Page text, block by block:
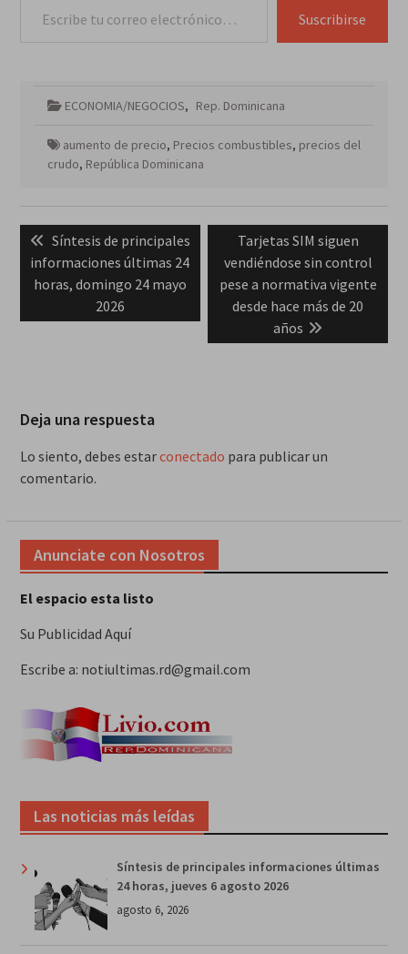
Suscribirse
ECONOMIA/NEGOCIOS, Rep. Dominicana
aumento de precio, Precios combustibles, precios del
crudo, República Dominicana
de
entradas
Previous
post:
Síntesis de principales
informaciones últimas 24
horas, domingo 24 mayo
2026
Next
post:
Tarjetas SIM siguen
vendiéndose sin control
pese a normativa vigente
desde hace más de 20
años
Deja una respuesta
Lo siento, debes estarconectado para publicar un
comentario.
Anunciate con Nosotros
El espacio esta listo
Su Publicidad Aquí
Escribe a: notiultimas.rd@gmail.com
Las noticias más leídas
Síntesis de principales informaciones últimas
24 horas, jueves 6 agosto 2026
agosto 6, 2026